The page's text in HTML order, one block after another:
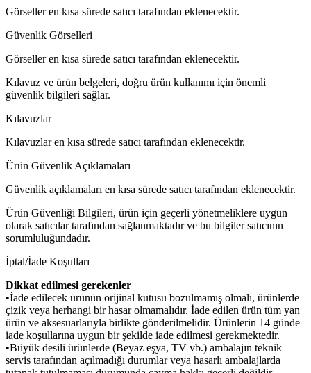
Görseller en kısa sürede satıcı tarafından eklenecektir.
Güvenlik Görselleri
Görseller en kısa sürede satıcı tarafından eklenecektir.
Kılavuz ve ürün belgeleri, doğru ürün kullanımı için önemli
güvenlik bilgileri sağlar.
Kılavuzlar
Kılavuzlar en kısa sürede satıcı tarafından eklenecektir.
Ürün Güvenlik Açıklamaları
Güvenlik açıklamaları en kısa sürede satıcı tarafından eklenecektir.
Ürün Güvenliği Bilgileri, ürün için geçerli yönetmeliklere uygun
olarak satıcılar tarafından sağlanmaktadır ve bu bilgiler satıcının
sorumluluğundadır.
İptal/İade Koşulları
Dikkat edilmesi gerekenler
•İade edilecek ürünün orijinal kutusu bozulmamış olmalı, ürünlerde
çizik veya herhangi bir hasar olmamalıdır. İade edilen ürün tüm yan
ürün ve aksesuarlarıyla birlikte gönderilmelidir. Ürünlerin 14 günde
iade koşullarına uygun bir şekilde iade edilmesi gerekmektedir.
•Büyük desili ürünlerde (Beyaz eşya, TV vb.) ambalajın teknik
servis tarafından açılmadığı durumlar veya hasarlı ambalajlarda